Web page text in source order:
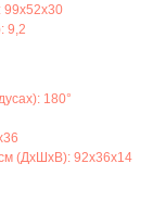
99x52x30
9,2
180°
(ДхШхВ): 92x36x14